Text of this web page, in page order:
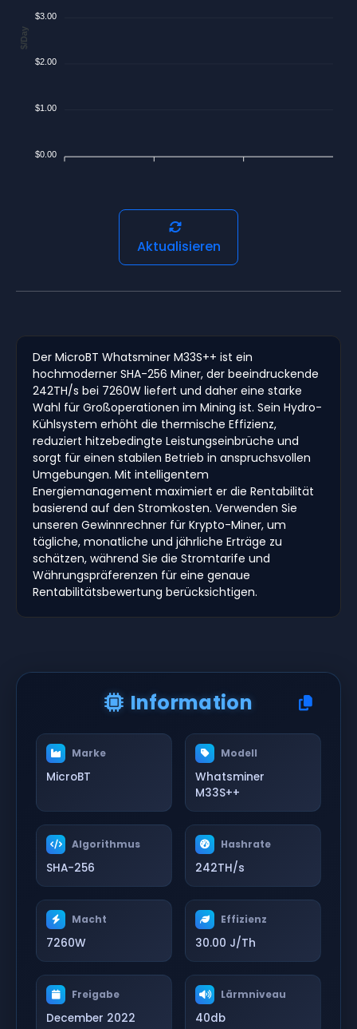
$3.00
$2.00
$1.00
$0.00
$/Day
Aktualisieren
Der MicroBT Whatsminer M33S++ ist ein
hochmoderner SHA-256 Miner, der beeindruckende
242TH/s bei 7260W liefert und daher eine starke
Wahl für Großoperationen im Mining ist. Sein Hydro-
Kühlsystem erhöht die thermische Effizienz,
reduziert hitzebedingte Leistungseinbrüche und
sorgt für einen stabilen Betrieb in anspruchsvollen
Umgebungen. Mit intelligentem
Energiemanagement maximiert er die Rentabilität
basierend auf den Stromkosten. Verwenden Sie
unseren Gewinnrechner für Krypto-Miner, um
tägliche, monatliche und jährliche Erträge zu
schätzen, während Sie die Stromtarife und
Währungspräferenzen für eine genaue
Rentabilitätsbewertung berücksichtigen.
Information
Marke
MicroBT
Modell
Whatsminer
M33S++
Algorithmus
SHA-256
Hashrate
242TH/s
Macht
7260W
Effizienz
30.00 J/Th
Freigabe
December 2022
Lärmniveau
40db